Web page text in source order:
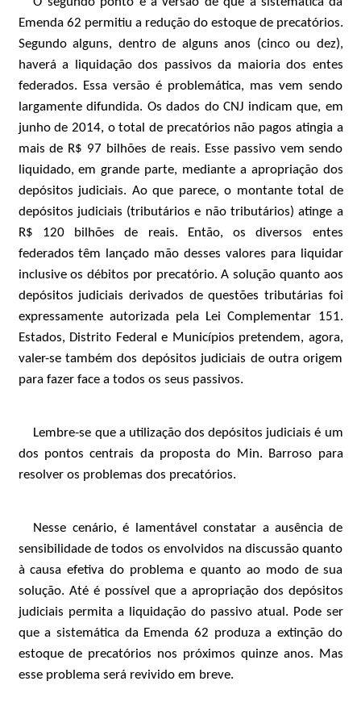
Emenda 62 permitiu a redução do estoque de precatórios.
Segundo alguns, dentro de alguns anos (cinco ou dez),
haverá a liquidação dos passivos da maioria dos entes
federados. Essa versão é problemática, mas vem sendo
largamente difundida. Os dados do CNJ indicam que, em
junho de 2014, o total de precatórios não pagos atingia a
mais de R$ 97 bilhões de reais. Esse passivo vem sendo
liquidado, em grande parte, mediante a apropriação dos
depósitos judiciais. Ao que parece, o montante total de
depósitos judiciais (tributários e não tributários) atinge a
R$ 120 bilhões de reais. Então, os diversos entes
federados têm lançado mão desses valores para liquidar
inclusive os débitos por precatório. A solução quanto aos
depósitos judiciais derivados de questões tributárias foi
expressamente autorizada pela Lei Complementar 151.
Estados, Distrito Federal e Municípios pretendem, agora,
valer-se também dos depósitos judiciais de outra origem
para fazer face a todos os seus passivos.
Lembre-se que a utilização dos depósitos judiciais é um
dos pontos centrais da proposta do Min. Barroso para
resolver os problemas dos precatórios.
Nesse cenário, é lamentável constatar a ausência de
sensibilidade de todos os envolvidos na discussão quanto
à causa efetiva do problema e quanto ao modo de sua
solução. Até é possível que a apropriação dos depósitos
judiciais permita a liquidação do passivo atual. Pode ser
que a sistemática da Emenda 62 produza a extinção do
estoque de precatórios nos próximos quinze anos. Mas
esse problema será revivido em breve.